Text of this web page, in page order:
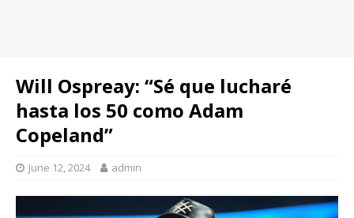
Will Ospreay: “Sé que lucharé
hasta los 50 como Adam
Copeland”
June 12, 2024 admin